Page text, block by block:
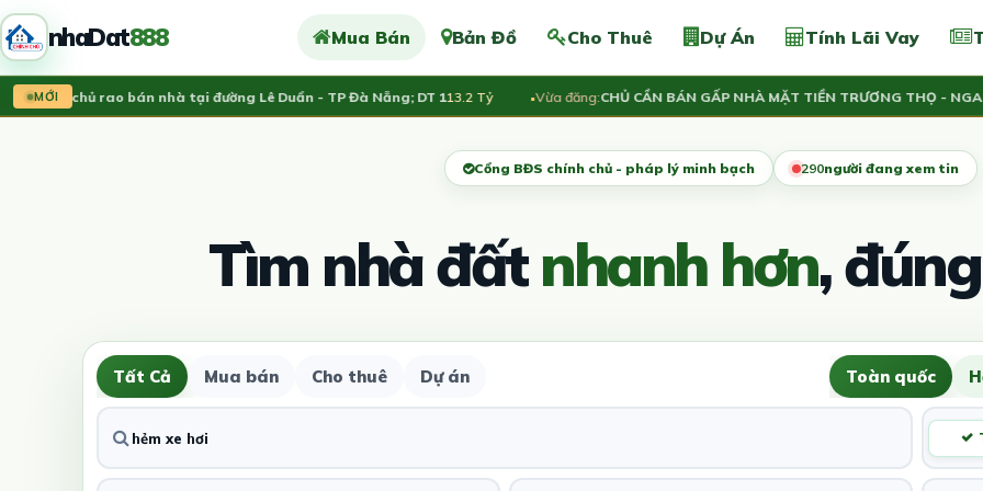
nhaDat888 Mua Bán Bản Đồ Cho Thuê Dự Án Tính Lãi Vay
MỚI
chủ rao bán nhà tại đường Lê Duẩn - TP Đà Nẵng; DT 113.2 Tỷ Vừa đăng:CHỦ CẦN BÁN GẤP NHÀ MẶT TIỀN TRƯƠNG THỌ - NGANG
Cổng BĐS chính chủ - pháp lý minh bạch 288người đang xem tin
Tìm nhà đấtnhanh hơn,
Tất Cả Mua bán Cho thuê Dự án Toàn quốc